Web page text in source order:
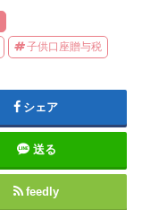
子供口座贈与税
シェア
送る
feedly